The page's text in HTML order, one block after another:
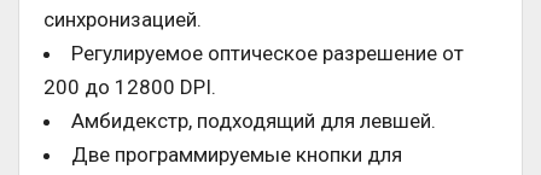
синхронизацией.
Регулируемое оптическое разрешение от
200 до 12800 DPI.
Амбидекстр, подходящий для левшей.
Две программируемые кнопки для